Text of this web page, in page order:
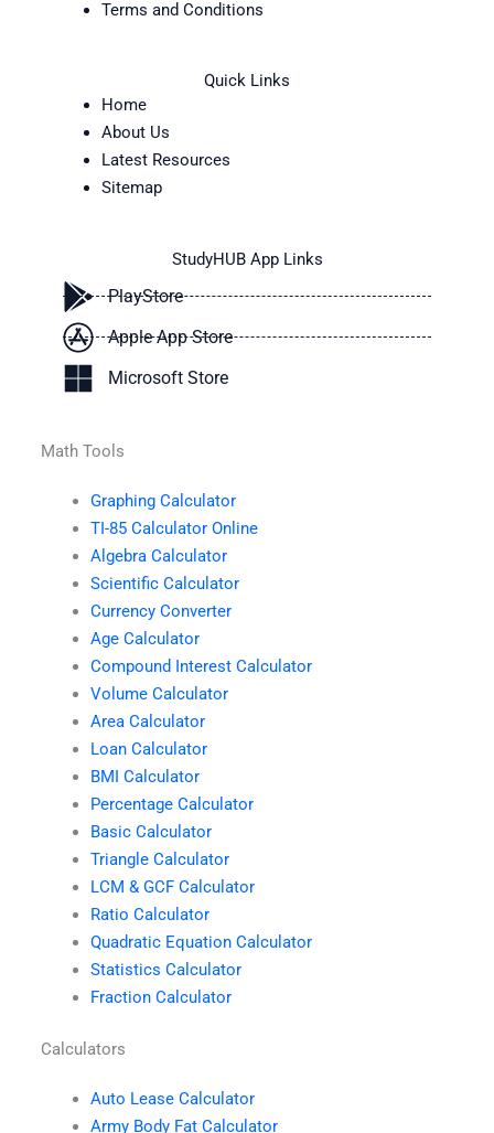
Terms and Conditions
Quick Links
Home
About Us
Latest Resources
Sitemap
StudyHUB App Links
PlayStore
Apple App Store
Microsoft Store
Math Tools
Graphing Calculator
TI-85 Calculator Online
Algebra Calculator
Scientific Calculator
Currency Converter
Age Calculator
Compound Interest Calculator
Volume Calculator
Area Calculator
Loan Calculator
BMI Calculator
Percentage Calculator
Basic Calculator
Triangle Calculator
LCM & GCF Calculator
Ratio Calculator
Quadratic Equation Calculator
Statistics Calculator
Fraction Calculator
Calculators
Auto Lease Calculator
Army Body Fat Calculator